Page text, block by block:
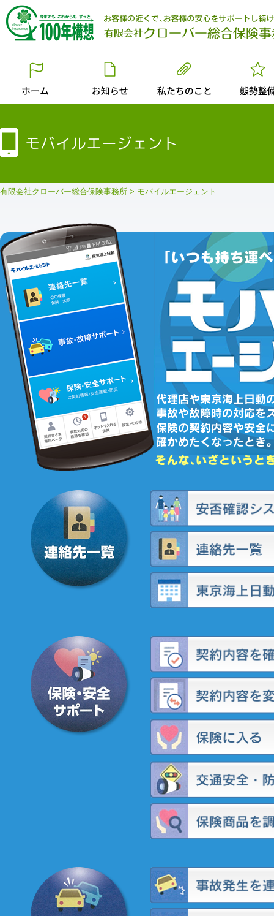
モバイルエージェント
有限会社クローバー総合保険事務所 > モバイルエージェント